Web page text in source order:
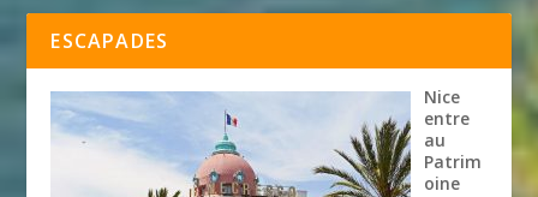
ESCAPADES
Nice
entre
au
Patrim
oine